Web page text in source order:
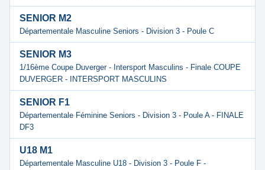
SENIOR M2
Départementale Masculine Seniors - Division 3 - Poule C
SENIOR M3
1/16ème Coupe Duverger - Intersport Masculins - Finale COUPE
DUVERGER - INTERSPORT MASCULINS
SENIOR F1
Départementale Féminine Seniors - Division 3 - Poule A - FINALE
DF3
U18 M1
Départementale Masculine U18 - Division 3 - Poule F -